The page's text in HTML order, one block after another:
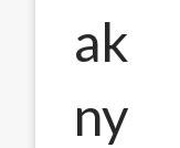
ak
ny